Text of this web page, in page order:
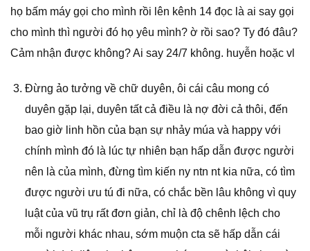
họ bấm máy gọi cho mình rồi lên kênh 14 đọc là ai say gọi
cho mình thì người đó họ yêu mình? ờ rồi sao? Ty đó đâu?
Cảm nhận được không? Ai say 24/7 không. huyễn hoặc vl
Đừng ảo tưởng về chữ duyên, ôi cái câu mong có
duyên gặp lại, duyên tất cả điều là nợ đời cả thôi, đến
bao giờ linh hồn của bạn sự nhảy múa và happy với
chính mình đó là lúc tự nhiên bạn hấp dẫn được người
nên là của mình, đừng tìm kiến ny ntn nt kia nữa, có tìm
được người ưu tú đi nữa, có chắc bền lâu không vì quy
luật của vũ trụ rất đơn giản, chỉ là độ chênh lệch cho
mỗi người khác nhau, sớm muộn cta sẽ hấp dẫn cái